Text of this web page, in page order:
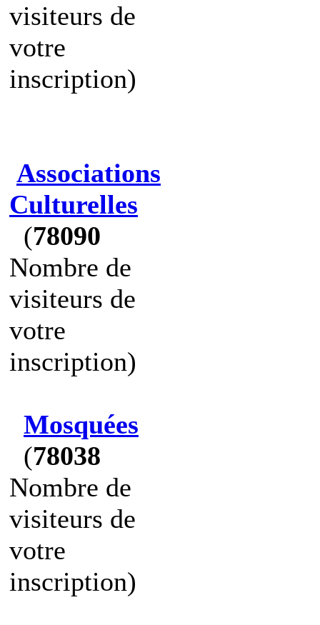
visiteurs de
votre
inscription)
Associations
Culturelles
(78090
Nombre de
visiteurs de
votre
inscription)
Mosquées
(78038
Nombre de
visiteurs de
votre
inscription)